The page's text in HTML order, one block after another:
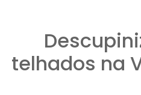
telhados na